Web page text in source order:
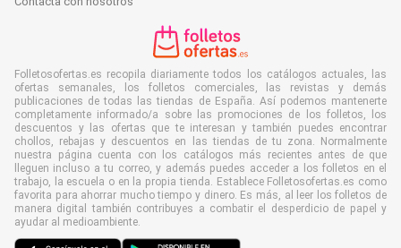
Folletosofertas.es recopila diariamente todos los catálogos actuales, las
ofertas semanales, los folletos comerciales, las revistas y demás
publicaciones de todas las tiendas de España. Así podemos mantenerte
completamente informado/a sobre las promociones de los folletos, los
descuentos y las ofertas que te interesan y también puedes encontrar
chollos, rebajas y descuentos en las tiendas de tu zona. Normalmente
nuestra página cuenta con los catálogos más recientes antes de que
lleguen incluso a tu correo, y además puedes acceder a los folletos en el
trabajo, la escuela o en la propia tienda. Establece Folletosofertas.es como
favorita para ahorrar mucho tiempo y dinero. Es más, al leer los folletos de
manera digital también contribuyes a combatir el desperdicio de papel y
ayudar al medioambiente.